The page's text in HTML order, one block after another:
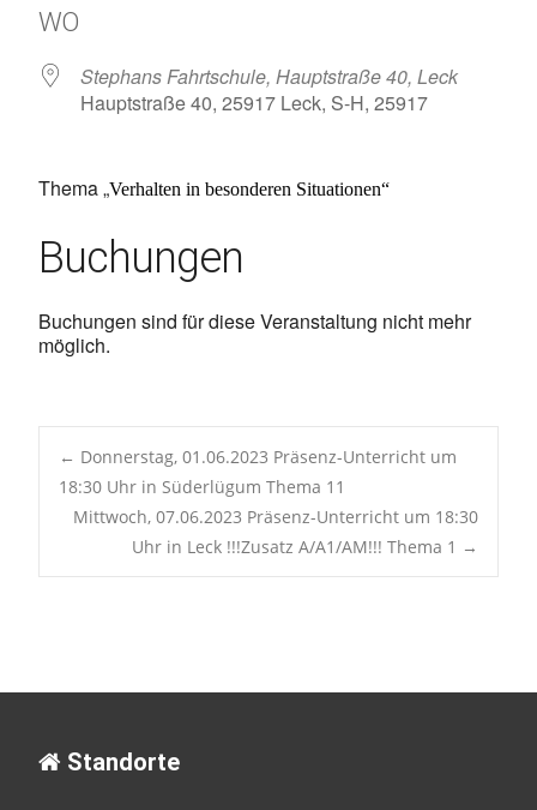
WO
Stephans Fahrtschule, Hauptstraße 40, Leck
Hauptstraße 40, 25917 Leck, S-H, 25917
Thema „Verhalten in besonderen Situationen“
Buchungen
Buchungen sind für diese Veranstaltung nicht mehr
möglich.
Post
navigation
← Donnerstag, 01.06.2023 Präsenz-Unterricht um
18:30 Uhr in Süderlügum Thema 11
Mittwoch, 07.06.2023 Präsenz-Unterricht um 18:30
Uhr in Leck !!!Zusatz A/A1/AM!!! Thema 1 →
Standorte